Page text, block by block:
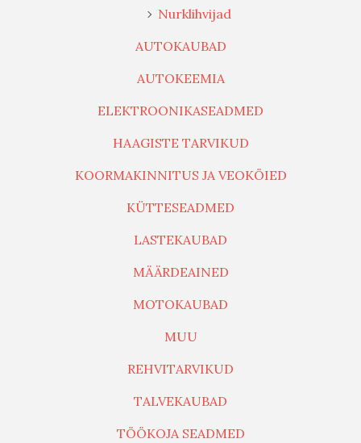
Nurklihvijad
AUTOKAUBAD
AUTOKEEMIA
ELEKTROONIKASEADMED
HAAGISTE TARVIKUD
KOORMAKINNITUS JA VEOKÖIED
KÜTTESEADMED
LASTEKAUBAD
MÄÄRDEAINED
MOTOKAUBAD
MUU
REHVITARVIKUD
TALVEKAUBAD
TÖÖKOJA SEADMED